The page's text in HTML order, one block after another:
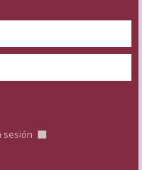
sesión